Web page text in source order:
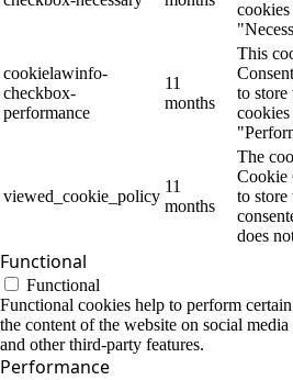
cookielawinfo-
checkbox-
performance
11
months
This
to store
viewed_cookie_policy
11
months
The
Cookie
to store
does
Functional
Functional
Functional cookies help to perform
the content of the website on social
and other third-party features.
Performance